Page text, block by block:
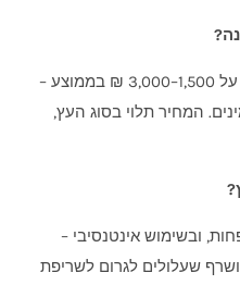
עלות עצי ההסקה לעונה עומדת על 1,500–3,000 ₪ בממוצע –
המחיר תלוי בסוג העץ,
ובשימוש אינטנסיבי –
שעלולים לגרום לשריפת